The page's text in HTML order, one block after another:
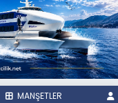
MANŞETLER